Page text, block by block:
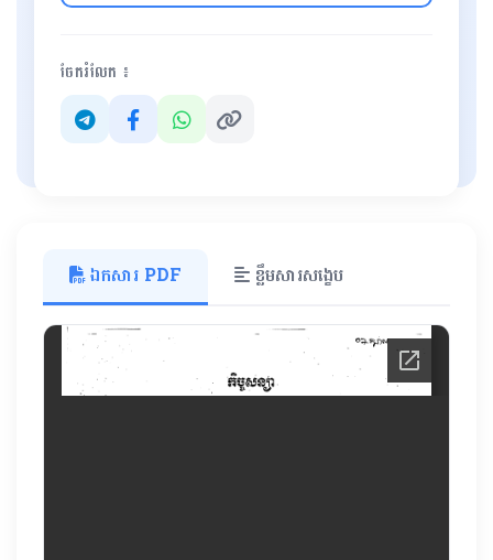
ចែករំលែក ៖
ឯកសារ PDF ខ្លឹមសារសង្ខេប